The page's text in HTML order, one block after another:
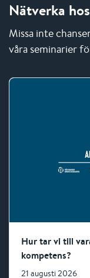
Nätverka
Missa inte
våra seminarier
Hur tar vi till
kompetens?
21 augusti 2026